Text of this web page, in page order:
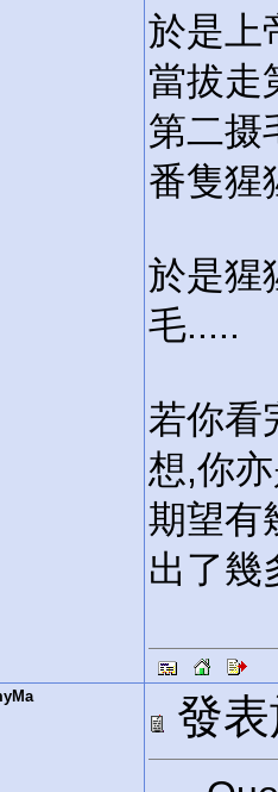
於是上
當拔走
第二摄
番隻猩
於是猩
毛.....
若你看
想,你
期望有
出了幾
發